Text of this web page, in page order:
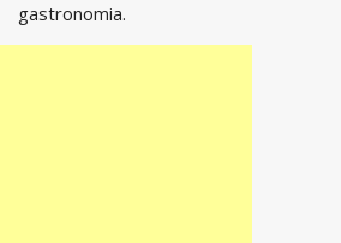
gastronomia.